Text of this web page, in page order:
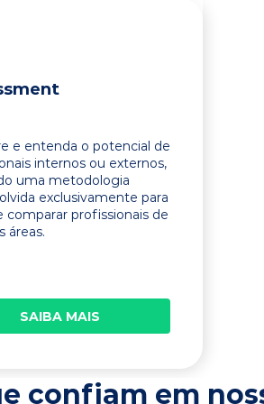
e entenda o potencial de
internos ou externos,
uma metodologia
exclusivamente para
comparar profissionais de
áreas.
SAIBA MAIS
confiam em